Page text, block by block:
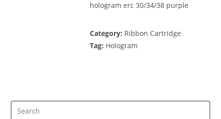
hologram erc 30/34/38 purple
Category: Ribbon Cartridge
Tag: Hologram